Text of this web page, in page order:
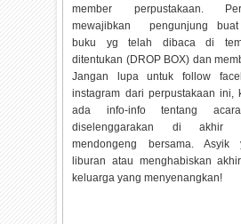
member perpustakaan.
mewajibkan pengunjung buat
buku yg telah dibaca di
ditentukan (DROP BOX) dan
Jangan lupa untuk follow
instagram dari perpustakaan ini,
ada info-info tentang
diselenggarakan di akhir
mendongeng bersama. Asyik
liburan atau menghabiskan
keluarga yang menyenangkan!